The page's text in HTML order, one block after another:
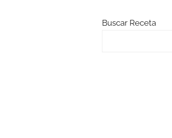
Buscar Receta